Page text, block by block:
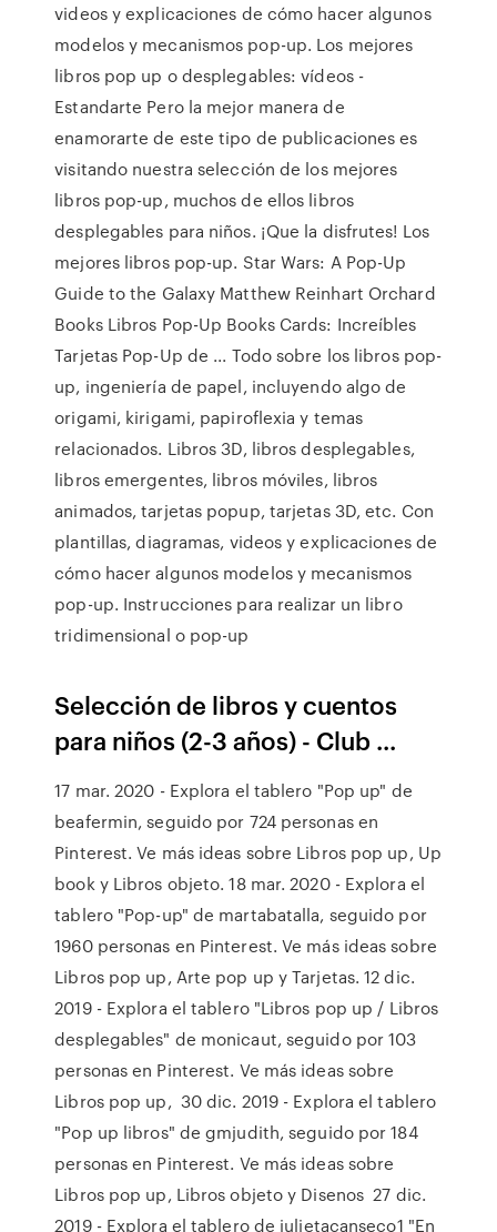
videos y explicaciones de cómo hacer algunos
modelos y mecanismos pop-up. Los mejores
libros pop up o desplegables: vídeos -
Estandarte Pero la mejor manera de
enamorarte de este tipo de publicaciones es
visitando nuestra selección de los mejores
libros pop-up, muchos de ellos libros
desplegables para niños. ¡Que la disfrutes! Los
mejores libros pop-up. Star Wars: A Pop-Up
Guide to the Galaxy Matthew Reinhart Orchard
Books Libros Pop-Up Books Cards: Increíbles
Tarjetas Pop-Up de ... Todo sobre los libros pop-
up, ingeniería de papel, incluyendo algo de
origami, kirigami, papiroflexia y temas
relacionados. Libros 3D, libros desplegables,
libros emergentes, libros móviles, libros
animados, tarjetas popup, tarjetas 3D, etc. Con
plantillas, diagramas, videos y explicaciones de
cómo hacer algunos modelos y mecanismos
pop-up. Instrucciones para realizar un libro
tridimensional o pop-up
Selección de libros y cuentos
para niños (2-3 años) - Club ...
17 mar. 2020 - Explora el tablero "Pop up" de
beafermin, seguido por 724 personas en
Pinterest. Ve más ideas sobre Libros pop up, Up
book y Libros objeto. 18 mar. 2020 - Explora el
tablero "Pop-up" de martabatalla, seguido por
1960 personas en Pinterest. Ve más ideas sobre
Libros pop up, Arte pop up y Tarjetas. 12 dic.
2019 - Explora el tablero "Libros pop up / Libros
desplegables" de monicaut, seguido por 103
personas en Pinterest. Ve más ideas sobre
Libros pop up, 30 dic. 2019 - Explora el tablero
"Pop up libros" de gmjudith, seguido por 184
personas en Pinterest. Ve más ideas sobre
Libros pop up, Libros objeto y Disenos 27 dic.
2019 - Explora el tablero de julietacanseco1 "En